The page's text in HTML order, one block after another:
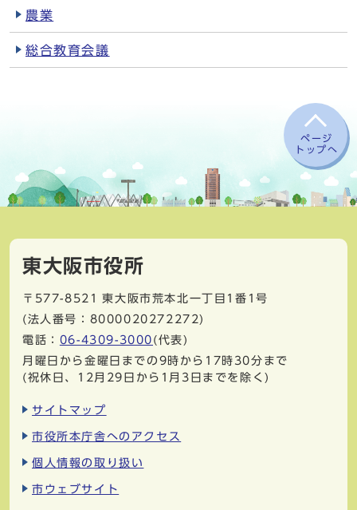
農業
総合教育会議
ページ
トップへ
東大阪市役所
〒577-8521
東大阪市荒本北一丁目1番1号
(法人番号：8000020272272)
電話： 06-4309-3000 (代表)
月曜日から金曜日までの9時から17時30分まで
(祝休日、12月29日から1月3日までを除く)
サイトマップ
市役所本庁舎へのアクセス
個人情報の取り扱い
市ウェブサイト